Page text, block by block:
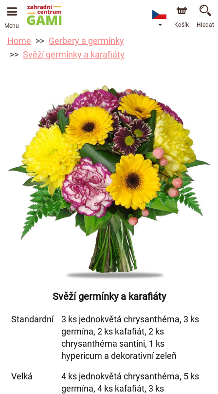
Menu Košík Hledat
Home
Gerbery a germínky
Svěží germínky a karafiáty
Svěží germínky a karafiáty
Standardní
3 ks jednokvětá chrysanthéma, 3 ks
germína, 2 ks kafafiát, 2 ks
chrysanthéma santini, 1 ks
hypericum a dekorativní zeleň
Velká
4 ks jednokvětá chrysanthéma, 5 ks
germína, 4 ks kafafiát, 3 ks